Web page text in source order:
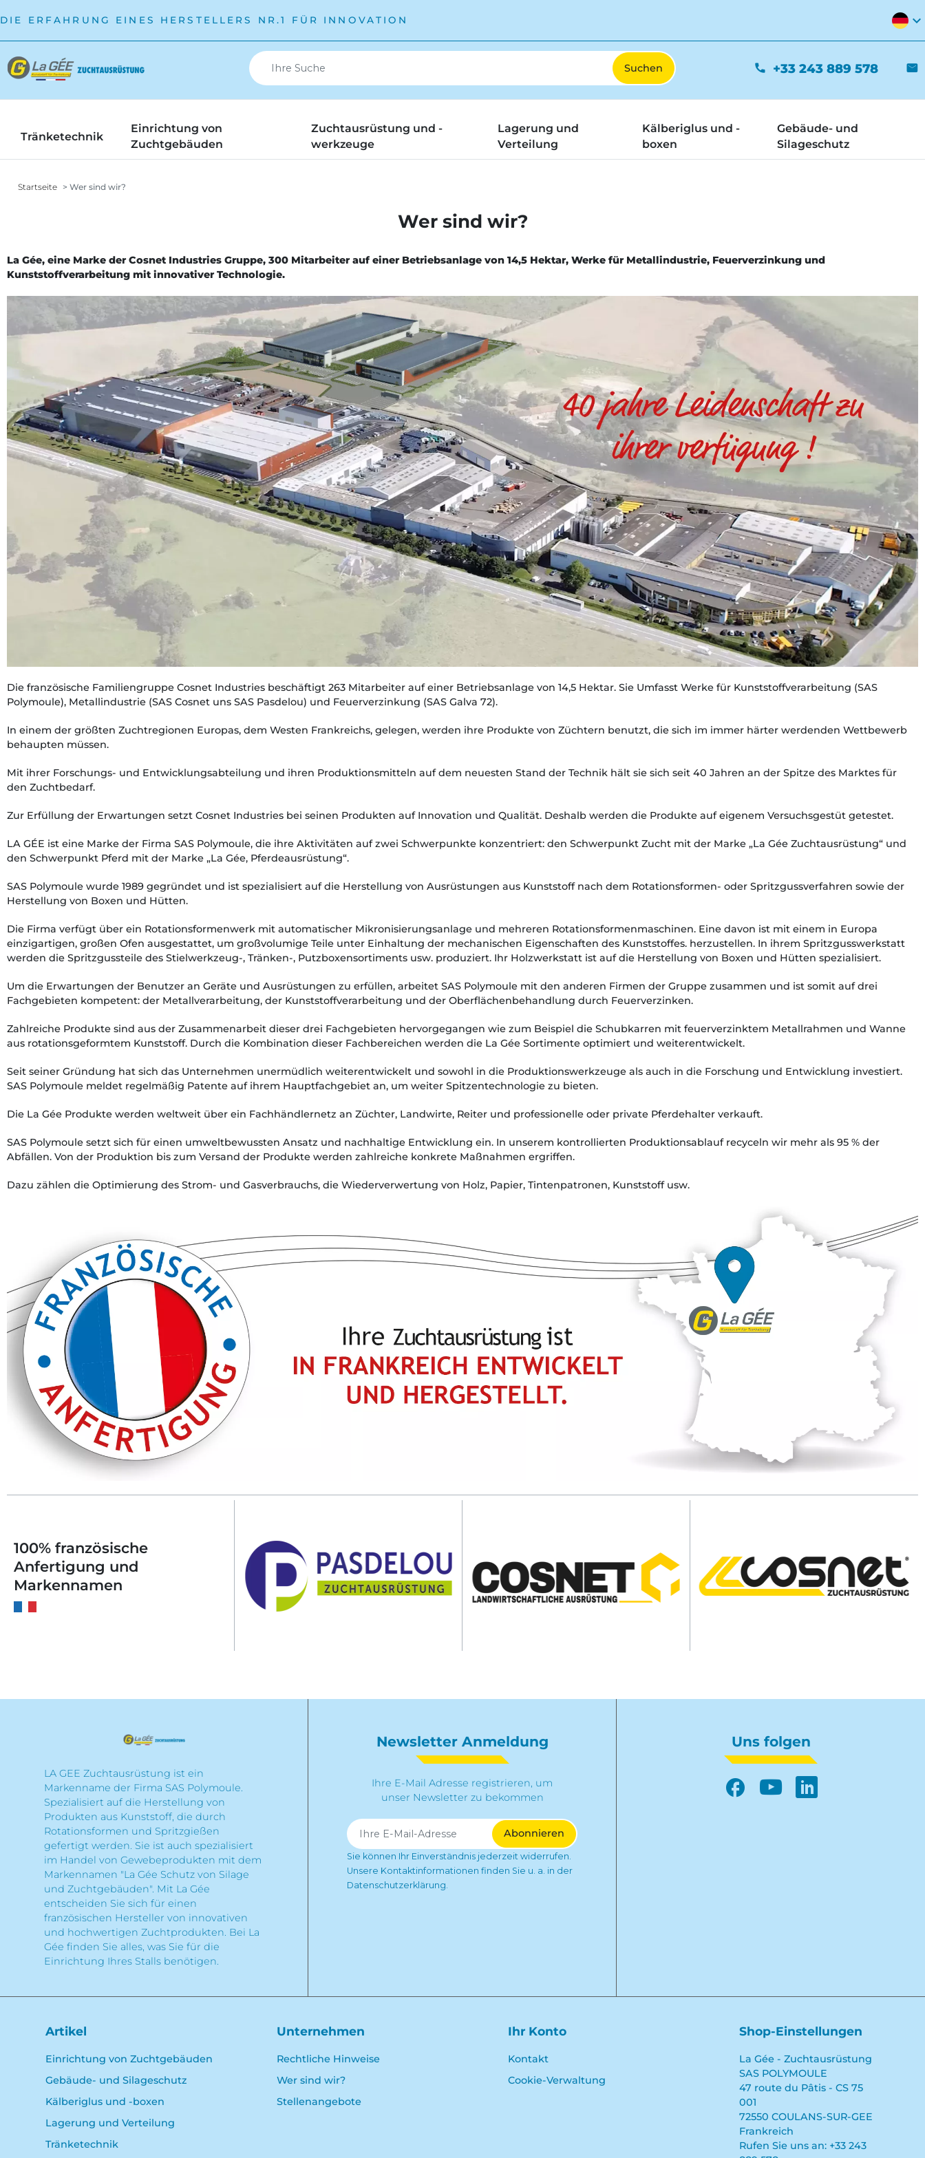
DIE ERFAHRUNG EINES HERSTELLERS NR.1 FÜR INNOVATION expand_more
phone +33 243 889 578 mail
Tränketechnik
Einrichtung von
Zuchtgebäuden
Zuchtausrüstung und -
werkzeuge
Lagerung und
Verteilung
Kälberiglus und -
boxen
Gebäude- und
Silageschutz
Startseite Wer sind wir?
Wer sind wir?
La Gée, eine Marke der Cosnet Industries Gruppe, 300 Mitarbeiter auf einer Betriebsanlage von 14,5 Hektar, Werke für Metallindustrie, Feuerverzinkung und
Kunststoffverarbeitung mit innovativer Technologie.
Die französische Familiengruppe Cosnet Industries beschäftigt 263 Mitarbeiter auf einer Betriebsanlage von 14,5 Hektar. Sie Umfasst Werke für Kunststoffverarbeitung (SAS
Polymoule), Metallindustrie (SAS Cosnet uns SAS Pasdelou) und Feuerverzinkung (SAS Galva 72).
In einem der größten Zuchtregionen Europas, dem Westen Frankreichs, gelegen, werden ihre Produkte von Züchtern benutzt, die sich im immer härter werdenden Wettbewerb
behaupten müssen.
Mit ihrer Forschungs- und Entwicklungsabteilung und ihren Produktionsmitteln auf dem neuesten Stand der Technik hält sie sich seit 40 Jahren an der Spitze des Marktes für
den Zuchtbedarf.
Zur Erfüllung der Erwartungen setzt Cosnet Industries bei seinen Produkten auf Innovation und Qualität. Deshalb werden die Produkte auf eigenem Versuchsgestüt getestet.
LA GÉE ist eine Marke der Firma SAS Polymoule, die ihre Aktivitäten auf zwei Schwerpunkte konzentriert: den Schwerpunkt Zucht mit der Marke „La Gée Zuchtausrüstung“ und
den Schwerpunkt Pferd mit der Marke „La Gée, Pferdeausrüstung“.
SAS Polymoule wurde 1989 gegründet und ist spezialisiert auf die Herstellung von Ausrüstungen aus Kunststoff nach dem Rotationsformen- oder Spritzgussverfahren sowie der
Herstellung von Boxen und Hütten.
Die Firma verfügt über ein Rotationsformenwerk mit automatischer Mikronisierungsanlage und mehreren Rotationsformenmaschinen. Eine davon ist mit einem in Europa
einzigartigen, großen Ofen ausgestattet, um großvolumige Teile unter Einhaltung der mechanischen Eigenschaften des Kunststoffes. herzustellen. In ihrem Spritzgusswerkstatt
werden die Spritzgussteile des Stielwerkzeug-, Tränken-, Putzboxensortiments usw. produziert. Ihr Holzwerkstatt ist auf die Herstellung von Boxen und Hütten spezialisiert.
Um die Erwartungen der Benutzer an Geräte und Ausrüstungen zu erfüllen, arbeitet SAS Polymoule mit den anderen Firmen der Gruppe zusammen und ist somit auf drei
Fachgebieten kompetent: der Metallverarbeitung, der Kunststoffverarbeitung und der Oberflächenbehandlung durch Feuerverzinken.
Zahlreiche Produkte sind aus der Zusammenarbeit dieser drei Fachgebieten hervorgegangen wie zum Beispiel die Schubkarren mit feuerverzinktem Metallrahmen und Wanne
aus rotationsgeformtem Kunststoff. Durch die Kombination dieser Fachbereichen werden die La Gée Sortimente optimiert und weiterentwickelt.
Seit seiner Gründung hat sich das Unternehmen unermüdlich weiterentwickelt und sowohl in die Produktionswerkzeuge als auch in die Forschung und Entwicklung investiert.
SAS Polymoule meldet regelmäßig Patente auf ihrem Hauptfachgebiet an, um weiter Spitzentechnologie zu bieten.
Die La Gée Produkte werden weltweit über ein Fachhändlernetz an Züchter, Landwirte, Reiter und professionelle oder private Pferdehalter verkauft.
SAS Polymoule setzt sich für einen umweltbewussten Ansatz und nachhaltige Entwicklung ein. In unserem kontrollierten Produktionsablauf recyceln wir mehr als 95 % der
Abfällen. Von der Produktion bis zum Versand der Produkte werden zahlreiche konkrete Maßnahmen ergriffen.
Dazu zählen die Optimierung des Strom- und Gasverbrauchs, die Wiederverwertung von Holz, Papier, Tintenpatronen, Kunststoff usw.
100% französische
Anfertigung und
Markennamen
LA GEE Zuchtausrüstung ist ein
Markenname der Firma SAS Polymoule.
Spezialisiert auf die Herstellung von
Produkten aus Kunststoff, die durch
Rotationsformen und Spritzgießen
gefertigt werden. Sie ist auch spezialisiert
im Handel von Gewebeprodukten mit dem
Markennamen "La Gée Schutz von Silage
und Zuchtgebäuden". Mit La Gée
entscheiden Sie sich für einen
französischen Hersteller von innovativen
und hochwertigen Zuchtprodukten. Bei La
Gée finden Sie alles, was Sie für die
Einrichtung Ihres Stalls benötigen.
Newsletter Anmeldung
Ihre E-Mail Adresse registrieren, um
unser Newsletter zu bekommen
Sie können Ihr Einverständnis jederzeit widerrufen.
Unsere Kontaktinformationen finden Sie u. a. in der
Datenschutzerklärung.
Uns folgen
Artikel
Einrichtung von Zuchtgebäuden
Gebäude- und Silageschutz
Kälberiglus und -boxen
Lagerung und Verteilung
Tränketechnik
Unternehmen
Rechtliche Hinweise
Wer sind wir?
Stellenangebote
Ihr Konto
Kontakt
Cookie-Verwaltung
Shop-Einstellungen
La Gée - Zuchtausrüstung
SAS POLYMOULE
47 route du Pâtis - CS 75
001
72550 COULANS-SUR-GEE
Frankreich
Rufen Sie uns an: +33 243